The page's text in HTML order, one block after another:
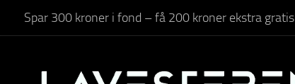
Skip to content
Spar 300 kroner i fond – få 200 kroner ekstra